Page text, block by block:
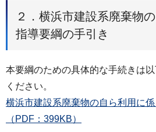
２．横浜市建設系廃棄物
指導要綱の手引き
本要綱のための具体的な手続きは
ください。
横浜市建設系廃棄物の自ら利用に
（PDF：399KB）